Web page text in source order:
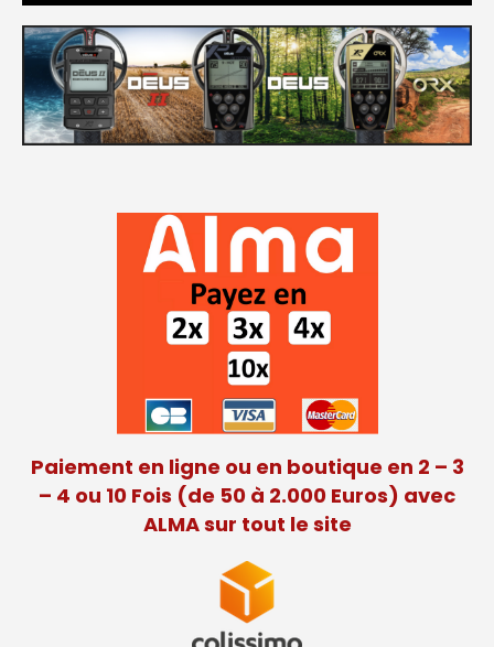
Paiement en ligne ou en boutique en 2 – 3
– 4 ou 10 Fois (de 50 à 2.000 Euros) avec
ALMA sur tout le site